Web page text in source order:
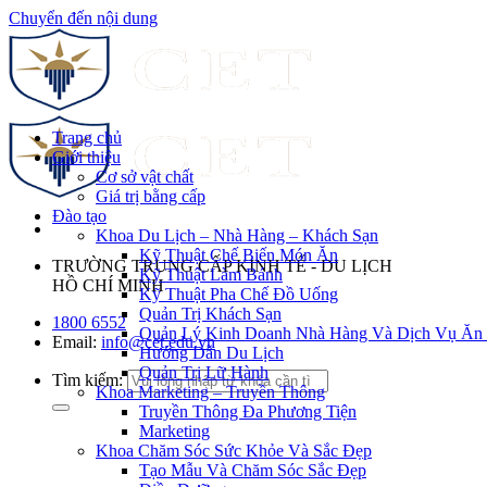
Chuyển đến nội dung
TRƯỜNG TRUNG CẤP KINH TẾ - DU LỊCH
HỒ CHÍ MINH
1800 6552
Email: info@cet.edu.vn
Tìm kiếm:
Trang chủ
Giới thiệu
Cơ sở vật chất
Giá trị bằng cấp
Đào tạo
Khoa Du Lịch – Nhà Hàng – Khách Sạn
Kỹ Thuật Chế Biến Món Ăn
Kỹ Thuật Làm Bánh
Kỹ Thuật Pha Chế Đồ Uống
Quản Trị Khách Sạn
Quản Lý Kinh Doanh Nhà Hàng Và Dịch Vụ Ăn
Hướng Dẫn Du Lịch
Quản Trị Lữ Hành
Khoa Marketing – Truyền Thông
Truyền Thông Đa Phương Tiện
Marketing
Khoa Chăm Sóc Sức Khỏe Và Sắc Đẹp
Tạo Mẫu Và Chăm Sóc Sắc Đẹp